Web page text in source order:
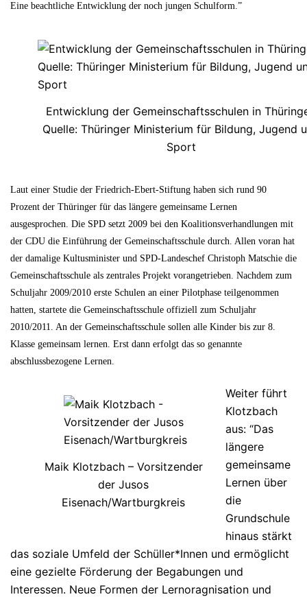
Eine beachtliche Entwicklung der noch jungen Schulform.”
Entwicklung der Gemeinschaftsschulen in
Quelle: Thüringer Ministerium für Bildung, Jugend
Sport
Laut einer Studie der Friedrich-Ebert-Stiftung haben sich rund 90
Prozent der Thüringer für das längere gemeinsame Lernen
ausgesprochen. Die SPD setzt 2009 bei den Koalitionsverhandlungen mit
der CDU die Einführung der Gemeinschaftsschule durch. Allen voran hat
der damalige Kultusminister und SPD-Landeschef Christoph Matschie die
Gemeinschaftsschule als zentrales Projekt vorangetrieben. Nachdem zum
Schuljahr 2009/2010 erste Schulen an einer Pilotphase teilgenommen
hatten, startete die Gemeinschaftsschule offiziell zum Schuljahr
2010/2011. An der Gemeinschaftsschule sollen alle Kinder bis zur 8.
Klasse gemeinsam lernen. Erst dann erfolgt das so genannte
abschlussbezogene Lernen.
Maik Klotzbach – Vorsitzender
der Jusos
Eisenach/Wartburgkreis
Weiter führt
Klotzbach
aus: “Das
längere
gemeinsame
Lernen über
die
Grundschule
hinaus stärkt
das soziale Umfeld der Schüller*Innen und ermöglicht
eine gezielte Förderung der Begabungen und
Interessen. Neue Formen der Lernoragnisation und